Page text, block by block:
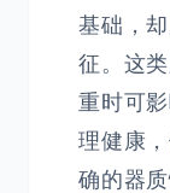
基础，
征。这
重时可
理健康
确的器